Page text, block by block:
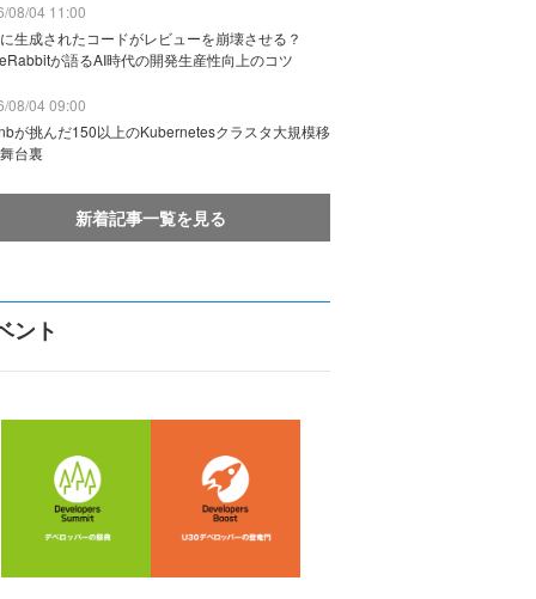
08/04 11:00
生成されたコードがレビューを崩壊させる？
が語るAI時代の開発生産性向上のコツ
08/04 09:00
が挑んだ150以上のKubernetesクラスタ大規模移
台裏
新着記事一覧を見る
ント